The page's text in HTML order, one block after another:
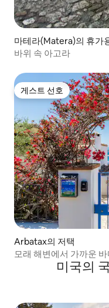
마테라(Matera)의 휴가
바위 속 아고라
게스트 선호
게스트 선호
Arbatax의 저택
모래 해변에서 가까운
미국의